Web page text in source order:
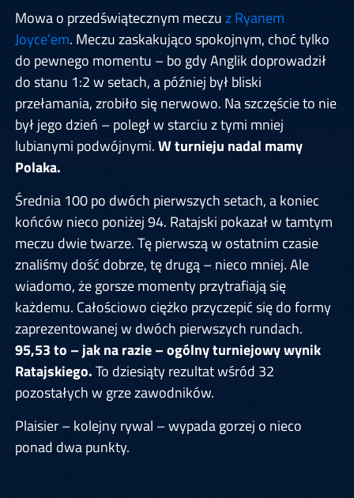
Mowa o przedświątecznym meczuz Ryanem
Joyce’em. Meczu zaskakująco spokojnym, choć tylko
do pewnego momentu – bo gdy Anglik doprowadził
do stanu 1:2 w setach, a później był bliski
przełamania, zrobiło się nerwowo. Na szczęście to nie
był jego dzień – poległ w starciu z tymi mniej
lubianymi podwójnymi.W turnieju nadal mamy
Polaka.
Średnia 100 po dwóch pierwszych setach, a koniec
końców nieco poniżej 94. Ratajski pokazał w tamtym
meczu dwie twarze. Tę pierwszą w ostatnim czasie
znaliśmy dość dobrze, tę drugą – nieco mniej. Ale
wiadomo, że gorsze momenty przytrafiają się
każdemu. Całościowo ciężko przyczepić się do formy
zaprezentowanej w dwóch pierwszych rundach.
95,53 to – jak na razie – ogólny turniejowy wynik
Ratajskiego.To dziesiąty rezultat wśród 32
pozostałych w grze zawodników.
Plaisier – kolejny rywal – wypada gorzej o nieco
ponad dwa punkty.